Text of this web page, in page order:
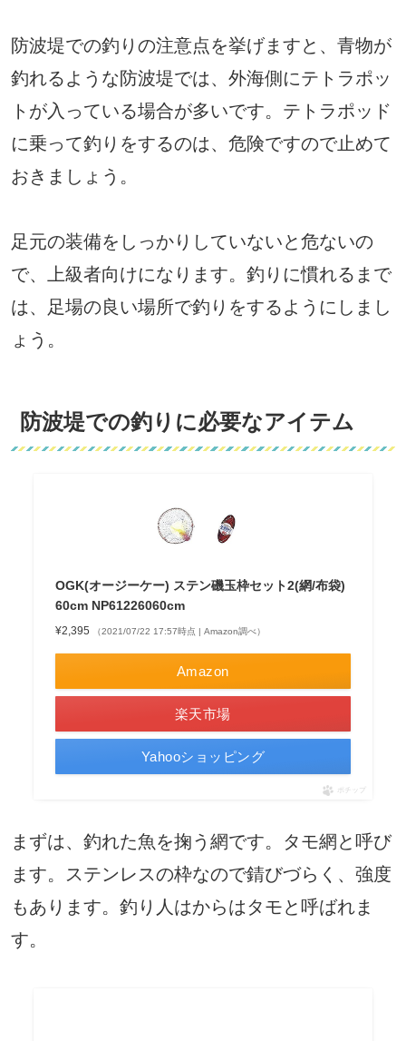
防波堤での釣りの注意点を挙げますと、青物が
釣れるような防波堤では、外海側にテトラポッ
トが入っている場合が多いです。テトラポッド
に乗って釣りをするのは、危険ですので止めて
おきましょう。
足元の装備をしっかりしていないと危ないの
で、上級者向けになります。釣りに慣れるまで
は、足場の良い場所で釣りをするようにしまし
ょう。
防波堤での釣りに必要なアイテム
OGK(オージーケー) ステン磯玉枠セット2(網/布袋)
60cm NP61226060cm
¥2,395 （2021/07/22 17:57時点 | Amazon調べ）
Amazon
楽天市場
Yahooショッピング
ポチップ
まずは、釣れた魚を掬う網です。タモ網と呼び
ます。ステンレスの枠なので錆びづらく、強度
もあります。釣り人はからはタモと呼ばれま
す。